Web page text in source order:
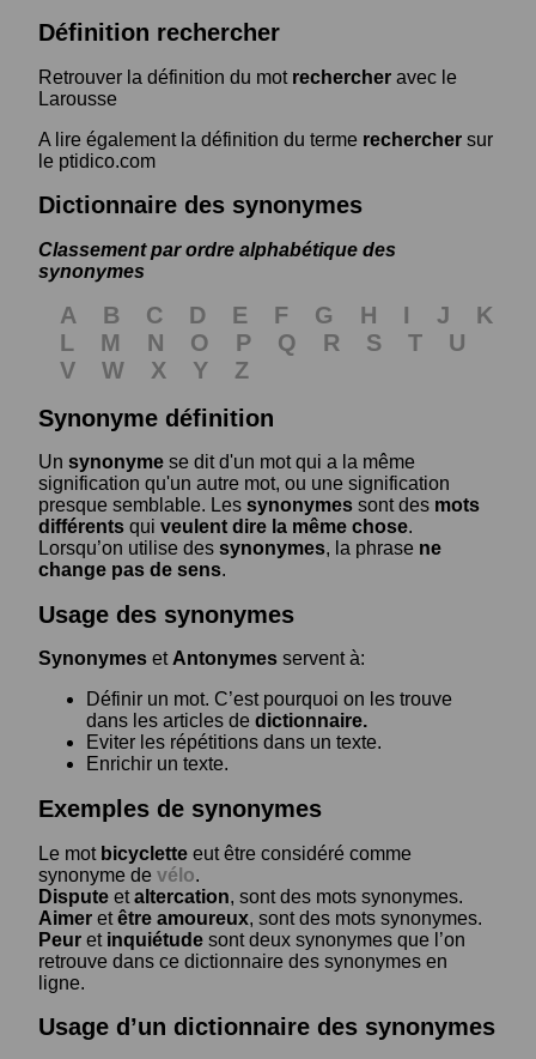
Définition rechercher
Retrouver la définition du mot rechercher avec le
Larousse
A lire également la définition du terme rechercher sur
le ptidico.com
Dictionnaire des synonymes
Classement par ordre alphabétique des
synonymes
A B C D E F G H I J
K
L
M N O P Q R S T
U
V
W X Y
Z
Synonyme définition
Un synonyme se dit d'un mot qui a la même
signification qu'un autre mot, ou une signification
presque semblable. Les synonymes sont des mots
différents qui veulent dire la même chose.
Lorsqu’on utilise des synonymes, la phrase ne
change pas de sens.
Usage des synonymes
Synonymes etAntonymes servent à:
Définir un mot. C’est pourquoi on les trouve
dans les articles de dictionnaire.
Eviter les répétitions dans un texte.
Enrichir un texte.
Exemples de synonymes
Le mot bicyclette eut être considéré comme
synonyme de vélo.
Dispute etaltercation, sont des mots synonymes.
Aimer etêtre amoureux, sont des mots synonymes.
Peur et inquiétude sont deux synonymes que l’on
retrouve dans ce dictionnaire des synonymes en
ligne.
Usage d’un dictionnaire des synonymes